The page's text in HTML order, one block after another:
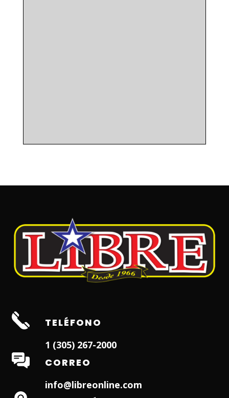
TELÉFONO
1 (305) 267-2000
CORREO
info@libreonline.com